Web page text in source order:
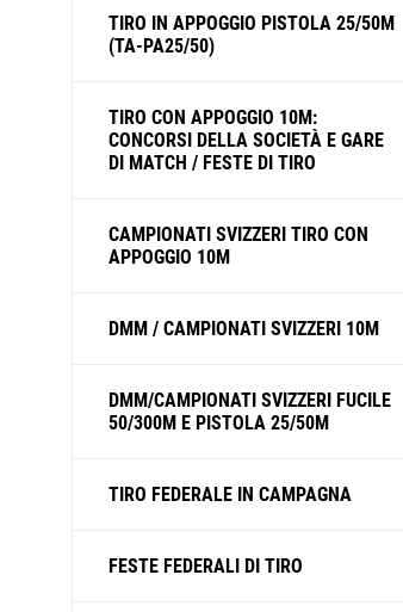
TIRO IN APPOGGIO PISTOLA 25/50M
(TA-PA25/50)
TIRO CON APPOGGIO 10M:
CONCORSI DELLA SOCIETÀ E GARE
DI MATCH / FESTE DI TIRO
CAMPIONATI SVIZZERI TIRO CON
APPOGGIO 10M
DMM / CAMPIONATI SVIZZERI 10M
DMM/CAMPIONATI SVIZZERI FUCILE
50/300M E PISTOLA 25/50M
TIRO FEDERALE IN CAMPAGNA
FESTE FEDERALI DI TIRO